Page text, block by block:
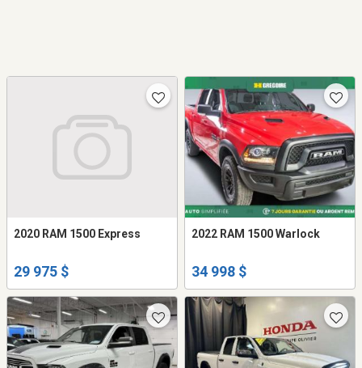
2020 RAM 1500 Express
29 975 $
2022 RAM 1500 Warlock
34 998 $